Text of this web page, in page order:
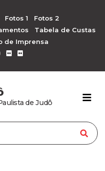
Fotos 1
Fotos 2
Tabela de Custas
de Imprensa
de Judô